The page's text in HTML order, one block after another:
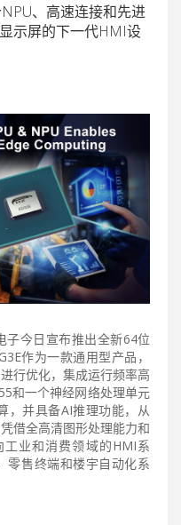
、高速连接和先进
示屏的下一代HMI设
子今日宣布推出全新64位
作为一款通用型产品，
行优化，集成运行频率高
和一个神经网络处理单元
，并具备AI推理功能，从
借全高清图形处理能力和
业和消费领域的HMI系
零售终端和楼宇自动化系